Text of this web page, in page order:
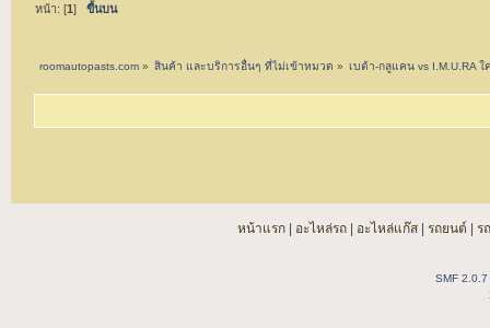
หน้า: [1] ขึ้นบน
roomautopasts.com» สินค้า และบริการอื่นๆ ที่ไม่เข้าหมวด » เบต้า-กลูแคน vs I.M.U.RA
หน้าแรก อะไหล่รถ อะไหล่แก๊ส รถยนต์ ร
SMF 2.0.7